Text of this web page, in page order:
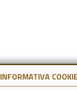
INFORMATIVA COOKIE